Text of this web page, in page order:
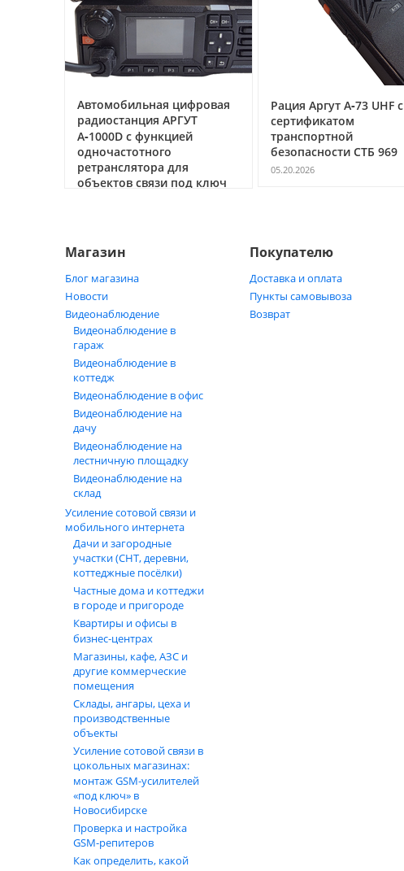
Автомобильная цифровая
радиостанция АРГУТ
А‑1000D с функцией
одночастотного
ретранслятора для
объектов связи под ключ
Рация Аргут А‑73 UHF с
сертификатом
транспортной
безопасности СТБ 969
05.20.2026
Магазин
Блог магазина
Новости
Видеонаблюдение
Видеонаблюдение в
гараж
Видеонаблюдение в
коттедж
Видеонаблюдение в офис
Видеонаблюдение на
дачу
Видеонаблюдение на
лестничную площадку
Видеонаблюдение на
склад
Усиление сотовой связи и
мобильного интернета
Дачи и загородные
участки (СНТ, деревни,
коттеджные посёлки)
Частные дома и коттеджи
в городе и пригороде
Квартиры и офисы в
бизнес‑центрах
Магазины, кафе, АЗС и
другие коммерческие
помещения
Склады, ангары, цеха и
производственные
объекты
Усиление сотовой связи в
цокольных магазинах:
монтаж GSM‑усилителей
«под ключ» в
Новосибирске
Проверка и настройка
GSM-репитеров
Как определить, какой
Покупателю
Доставка и оплата
Пункты самовывоза
Возврат